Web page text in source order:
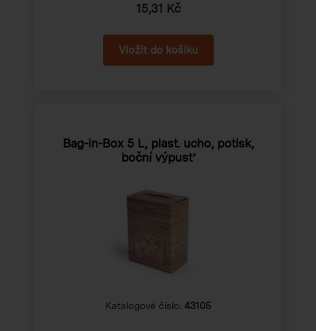
15,31 Kč
Bag-in-Box 5 L, plast. ucho, potisk,
boční výpusť
Katalogové číslo: 43105